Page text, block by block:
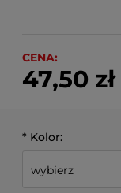
Cena nie
CENA:
47,50 zł
* Kolor: